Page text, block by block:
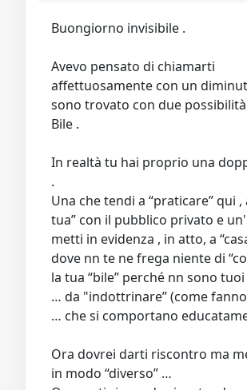
Buongiorno invisibile .
Avevo pensato di chiamarti
affettuosamente con un
sono trovato con due
Bile .
In realtà tu hai proprio una
.
Una che tendi a “praticare” qui ,
tua” con il pubblico privato e
metti in evidenza , in atto, a
dove nn te ne frega niente di
la tua “bile” perché nn sono tuoi
… da "indottrinare” (come
… che si comportano
Ora dovrei darti riscontro ma
in modo “diverso” …